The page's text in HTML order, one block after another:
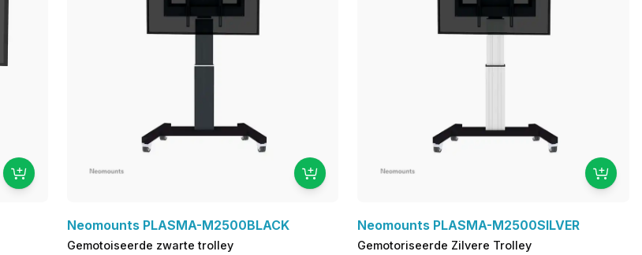
Neomounts PLASMA-M2500BLACK
Gemotoiseerde zwarte trolley
Neomounts PLASMA-M2500SILVER
Gemotoriseerde Zilvere Trolley